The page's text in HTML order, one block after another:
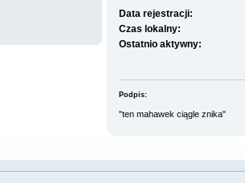
Data rejestracji:
Czas lokalny:
Ostatnio aktywny:
Podpis:
"ten mahawek ciągle znika"